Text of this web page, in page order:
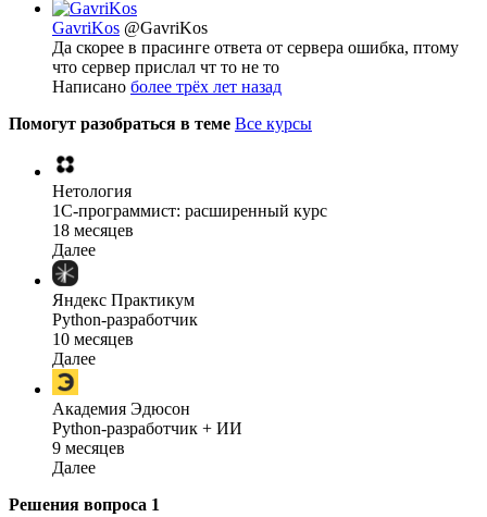
GavriKos @GavriKos
Да скорее в прасинге ответа от сервера ошибка, птому
что сервер прислал чт то не то
Написано более трёх лет назад
Помогут разобраться в теме Все курсы
Нетология
1C-программист: расширенный курс
18 месяцев
Далее
Яндекс Практикум
Python-разработчик
10 месяцев
Далее
Академия Эдюсон
Python-разработчик + ИИ
9 месяцев
Далее
Решения вопроса 1